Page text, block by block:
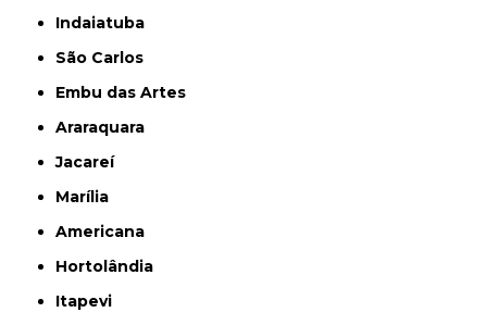
Indaiatuba
São Carlos
Embu das Artes
Araraquara
Jacareí
Marília
Americana
Hortolândia
Itapevi